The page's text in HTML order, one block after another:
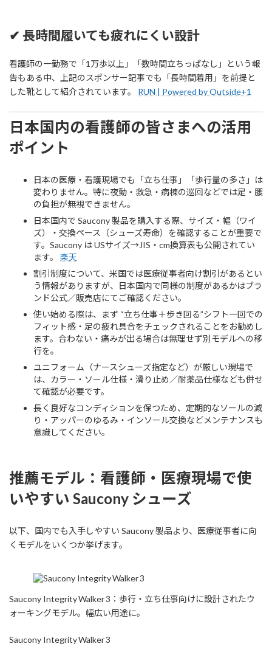
✔ 長時間履いても疲れにくい設計
看護師の一勤務で「1万歩以上」「数時間立ちっぱなし」という報
告もある中、上記のスポンサー記事でも「長時間着用」を前提と
した靴として紹介されています。 RUN | Powered by Outside+1
日本国内の看護師の皆さまへの活用
ポイント
日本の医療・看護現場でも「立ち仕事」「歩行量の多さ」は
変わりません。特に夜勤・救急・病棟の巡回などでは足・腰
の負担が無視できません。
日本国内で Saucony 製品を購入する際、サイズ・幅（ワイ
ズ）・交換ペース（シューズ寿命）を確認することが重要で
す。Saucony は USサイズ→JIS・cm換算表も公開されてい
ます。 楽天
割引制度について、米国では医療従事者向け割引があるとい
う情報がありますが、日本国内で同様の制度があるかはブラ
ンド公式／販売店にてご確認ください。
使い始める際は、まず “立ち仕事＋歩き回る”シフト一回での
フィット感・足の疲れ具合をチェックされることをお勧めし
ます。合わない・痛みが出る場合は無理せず別モデルへの移
行を。
ユニフォーム（ナースシューズ指定など）が厳しい現場で
は、カラー・ソール仕様・滑り止め／耐薬品仕様なども併せ
て確認が必要です。
長く良好なコンディションを保つため、定期的なソールの減
り・アッパーのゆるみ・インソール交換などメンテナンスも
意識してください。
推薦モデル：看護師・医療現場で使
いやすい Saucony シューズ
以下、国内でも入手しやすい Saucony 製品より、医療従事者に向
くモデルをいくつか挙げます。
Saucony Integrity Walker 3：歩行・立ち仕事向けに設計されたウ
ォーキングモデル。幅広い用途に。
Saucony Integrity Walker 3